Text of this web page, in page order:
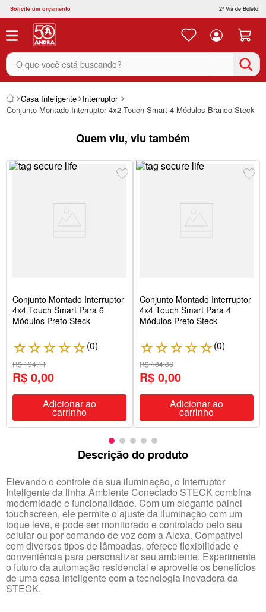
Solicite um orçamento 2ª Via de Boleto!
O que você está buscando?
Casa Inteligente Interruptor
Conjunto Montado Interruptor 4x2 Touch Smart 4 Módulos Branco Steck
Quem viu, viu também
Conjunto Montado Interruptor
4x4 Touch Smart Para 6
Módulos Preto Steck
☆☆☆☆☆(0)
R$ 194,11
R$ 0,00
Adicionar ao
carrinho
Conjunto Montado Interruptor
4x4 Touch Smart Para 4
Módulos Preto Steck
☆☆☆☆☆(0)
R$ 184,38
R$ 0,00
Adicionar ao
carrinho
Descrição do produto
Elevando o controle da sua iluminação, o Interruptor
Inteligente da linha Ambiente Conectado STECK combina
modernidade e funcionalidade. Com um elegante painel
touchscreen, ele permite o ajuste da iluminação com um
toque leve, e pode ser monitorado e controlado pelo seu
celular ou por comando de voz com a Alexa. Compatível
com diversos tipos de lâmpadas, oferece flexibilidade e
conveniência para personalizar seu ambiente. Experimente
o futuro da automação residencial e aproveite os benefícios
de uma casa inteligente com a tecnologia inovadora da
STECK.